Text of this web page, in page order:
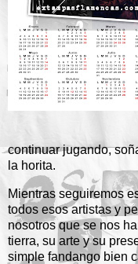
continuar jugando,
la horita.
Mientras seguiremos
todos esos artistas y
nosotros que se nos
tierra, su arte y su
simple fandango bien